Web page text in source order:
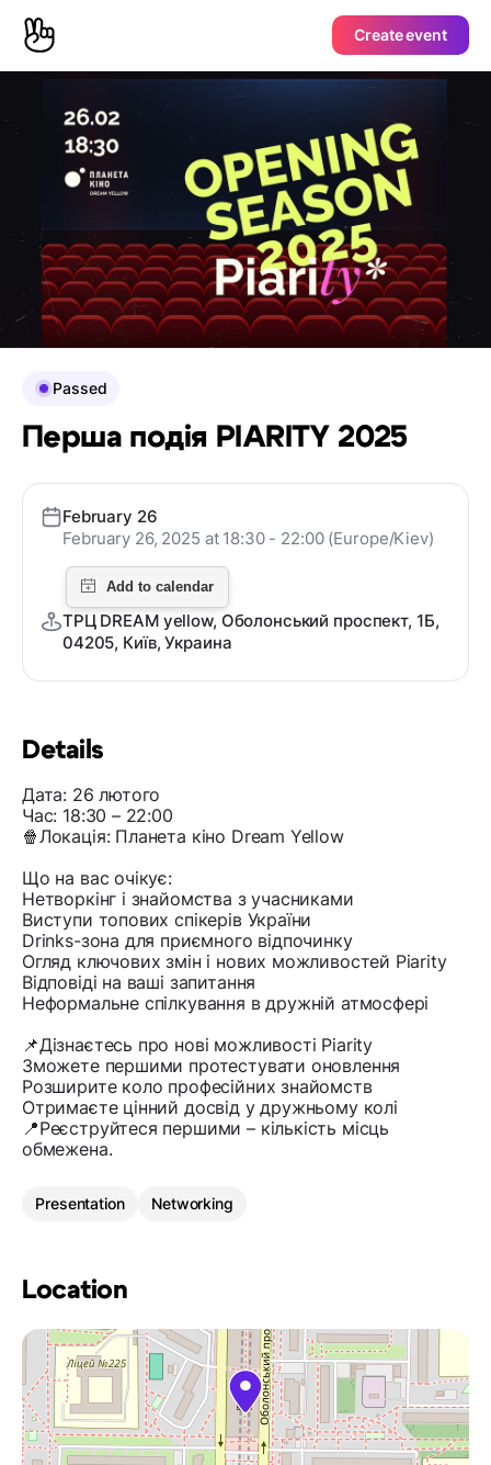
Create event
Details
Дата: 26 лютого
Час: 18:30 – 22:00
🍿Локація: Планета кіно Dream Yellow
Що на вас очікує:
Нетворкінг і знайомства з учасниками
Виступи топових спікерів України
Drinks-зона для приємного відпочинку
Огляд ключових змін і нових можливостей Piarity
Відповіді на ваші запитання
Неформальне спілкування в дружній атмосфері
📌Дізнаєтесь про нові можливості Piarity
Зможете першими протестувати оновлення
Розширите коло професійних знайомств
Отримаєте цінний досвід у дружньому колі
📍Реєструйтеся першими – кількість місць
обмежена.
Presentation Networking
Location
Passed
Перша подія PIARITY 2025
February 26
February 26, 2025 at 18:30 - 22:00 (Europe/Kiev)
ТРЦ DREAM yellow, Оболонський проспект, 1Б,
04205, Київ, Украина